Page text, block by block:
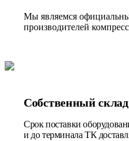
Мы являемся
производителей
Собственный
Срок поставки
и до терминала ТК